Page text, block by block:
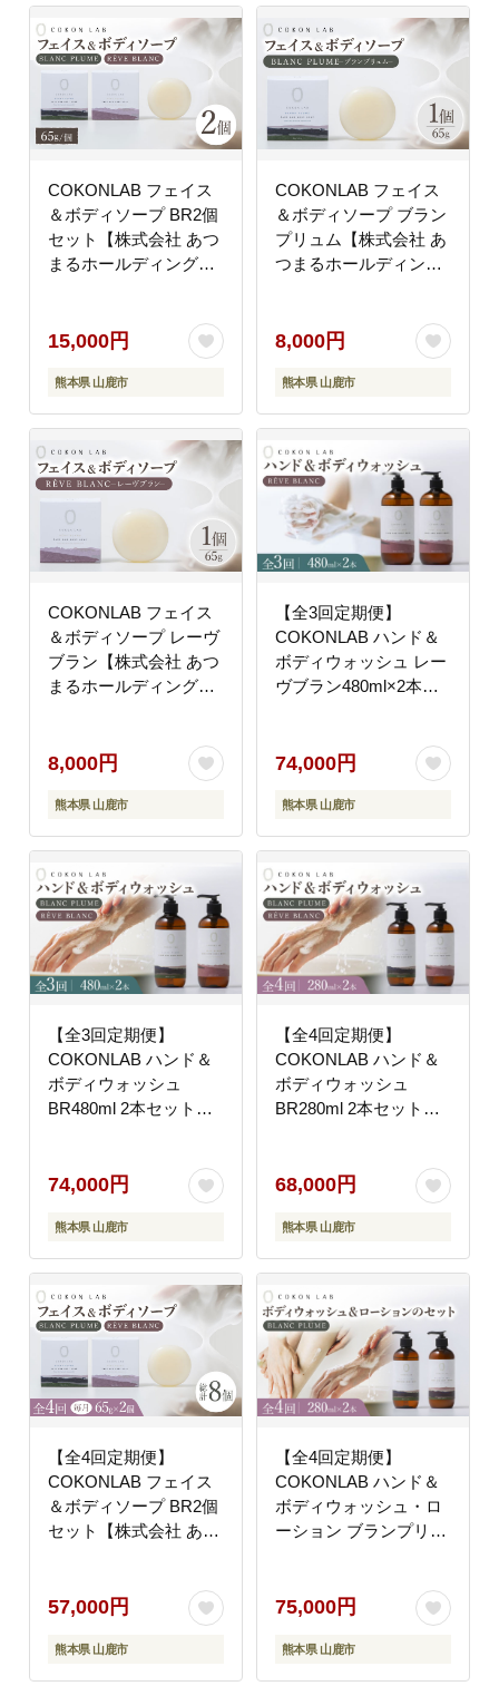
COKONLAB フェイス
＆ボディソープ BR2個
セット【株式会社 あつ
まるホールディングス
15,000円
熊本県 山鹿市
COKONLAB フェイス
＆ボディソープ ブラン
プリュム【株式会社 あ
つまるホールディング
8,000円
熊本県 山鹿市
COKONLAB フェイス
＆ボディソープ レーヴ
ブラン【株式会社 あつ
まるホールディングス
8,000円
熊本県 山鹿市
【全3回定期便】
COKONLAB ハンド＆
ボディウォッシュ レー
ヴブラン480ml×2本
鹿工場】 [ZBR022]
74,000円
熊本県 山鹿市
【全3回定期便】
COKONLAB ハンド＆
ボディウォッシュ
BR480ml 2本セット
鹿工場】 [ZBR023]
74,000円
熊本県 山鹿市
【全4回定期便】
COKONLAB ハンド＆
ボディウォッシュ
BR280ml 2本セット
鹿工場】 [ZBR029]
68,000円
熊本県 山鹿市
【全4回定期便】
COKONLAB フェイス
＆ボディソープ BR2個
セット【株式会社 あつ
[ZBR031]
57,000円
熊本県 山鹿市
【全4回定期便】
COKONLAB ハンド＆
ボディウォッシュ・ロ
ーション ブランプリュ
ディングス NSP山鹿工
75,000円
熊本県 山鹿市